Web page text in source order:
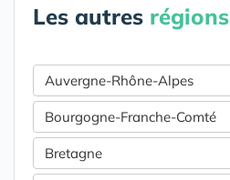
Les autres régions
Auvergne-Rhône-Alpes
Bourgogne-Franche-Comté
Bretagne